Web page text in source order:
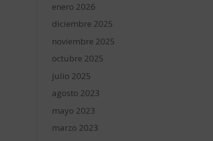
enero 2026
diciembre 2025
noviembre 2025
octubre 2025
julio 2025
agosto 2023
mayo 2023
marzo 2023